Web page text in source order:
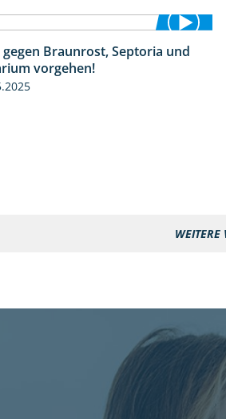
1:27
gegen Braunrost, Septoria und
vorgehen!
WEITERE